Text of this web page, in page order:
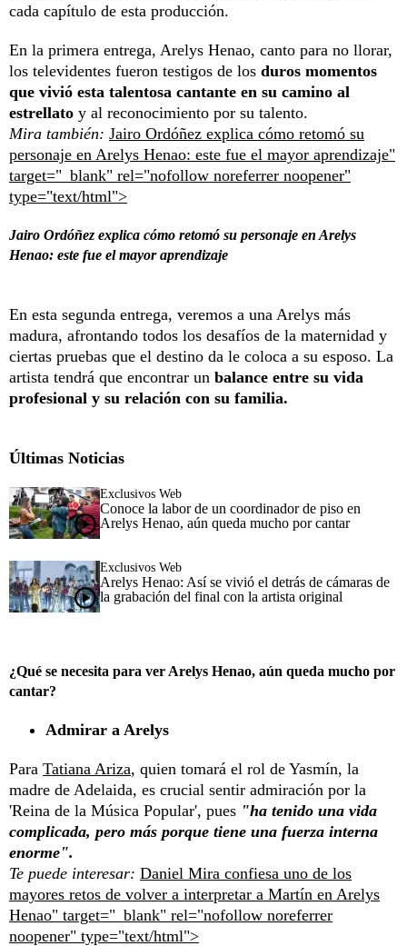
cada capítulo de esta producción.
En la primera entrega, Arelys Henao, canto para no llorar,
los televidentes fueron testigos de los duros momentos
que vivió esta talentosa cantante en su camino al
estrellato y al reconocimiento por su talento.
Mira también: Jairo Ordóñez explica cómo retomó su
personaje en Arelys Henao: este fue el mayor aprendizaje"
target="_blank" rel="nofollow noreferrer noopener"
type="text/html">
Jairo Ordóñez explica cómo retomó su personaje en Arelys
Henao: este fue el mayor aprendizaje
En esta segunda entrega, veremos a una Arelys más
madura, afrontando todos los desafíos de la maternidad y
ciertas pruebas que el destino da le coloca a su esposo. La
artista tendrá que encontrar un balance entre su vida
profesional y su relación con su familia.
Últimas Noticias
Exclusivos Web
Conoce la labor de un coordinador de piso en
Arelys Henao, aún queda mucho por cantar
Exclusivos Web
Arelys Henao: Así se vivió el detrás de cámaras de
la grabación del final con la artista original
¿Qué se necesita para ver Arelys Henao, aún queda mucho por
cantar?
Admirar a Arelys
Para Tatiana Ariza, quien tomará el rol de Yasmín, la
madre de Adelaida, es crucial sentir admiración por la
'Reina de la Música Popular', pues "ha tenido una vida
complicada, pero más porque tiene una fuerza interna
enorme".
Te puede interesar: Daniel Mira confiesa uno de los
mayores retos de volver a interpretar a Martín en Arelys
Henao" target="_blank" rel="nofollow noreferrer
noopener" type="text/html">